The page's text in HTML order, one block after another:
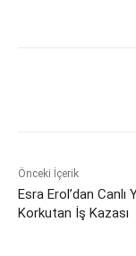
Önceki İçerik
Esra Erol’dan Canlı
Korkutan İş Kazası